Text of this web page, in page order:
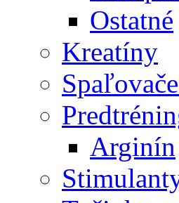
Ostatné
Kreatíny
Arginín